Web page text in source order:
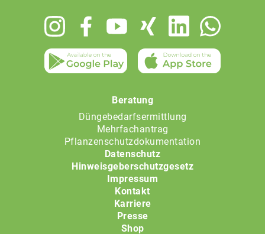
Beratung
Düngebedarfsermittlung
Mehrfachantrag
Pflanzenschutzdokumentation
Datenschutz
Hinweisgeberschutzgesetz
Impressum
Kontakt
Karriere
Presse
Shop